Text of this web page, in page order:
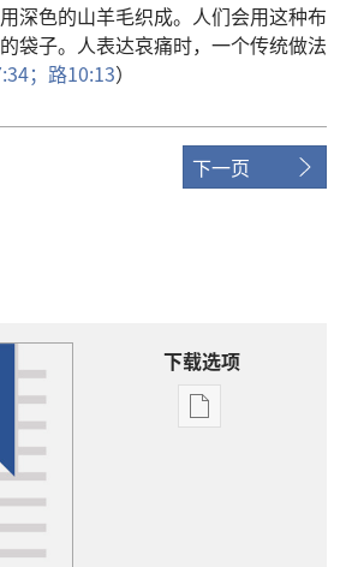
用深色的山羊毛织成。 人们会用这种布
的袋子。 人表达哀痛时， 一个传统做法
； 路10:13）
下一页
下载选项
出